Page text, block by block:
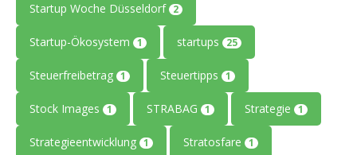
Startup Woche Düsseldorf 2
Startup-Ökosystem 1 startups 25
Steuerfreibetrag 1 Steuertipps 1
Stock Images 1 STRABAG 1 Strategie 1
Strategieentwicklung 1 Stratosfare 1